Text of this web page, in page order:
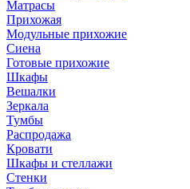
Матрасы
Прихожая
Модульные прихожие
Сиена
Готовые прихожие
Шкафы
Вешалки
Зеркала
Тумбы
Распродажа
Кровати
Шкафы и стеллажи
Стенки